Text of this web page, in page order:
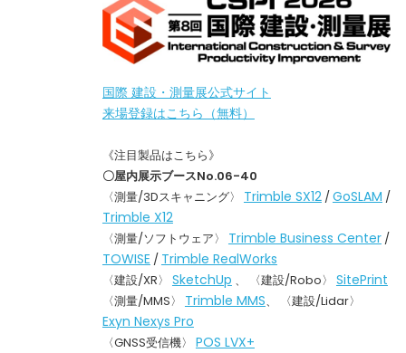
国際 建設・測量展公式サイト
来場登録はこちら（無料）
《注目製品はこちら》
〇屋内展示ブースNo.06-40
〈測量/3Dスキャニング〉 Trimble SX12/GoSLAM /
Trimble X12
〈測量/ソフトウェア〉 Trimble Business Center/
TOWISE / Trimble RealWorks
〈建設/XR〉 SketchUp 、 〈建設/Robo〉 SitePrint
〈測量/MMS〉 Trimble MMS、 〈建設/Lidar〉
Exyn Nexys Pro
〈GNSS受信機〉 POS LVX+